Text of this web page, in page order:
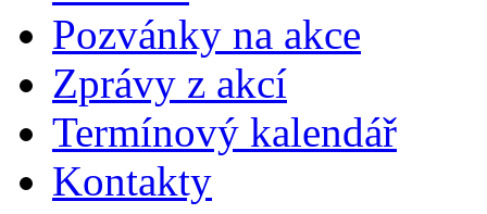
Pozvánky na akce
Zprávy z akcí
Termínový kalendář
Kontakty